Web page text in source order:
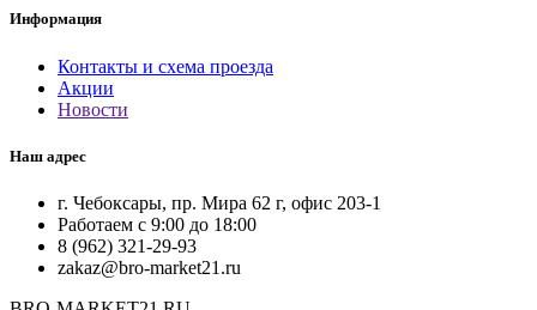
Информация
Контакты и схема проезда
Акции
Новости
Наш адрес
г. Чебоксары, пр. Мира 62 г, офис 203-1
Работаем с 9:00 до 18:00
8 (962) 321-29-93
zakaz@bro-market21.ru